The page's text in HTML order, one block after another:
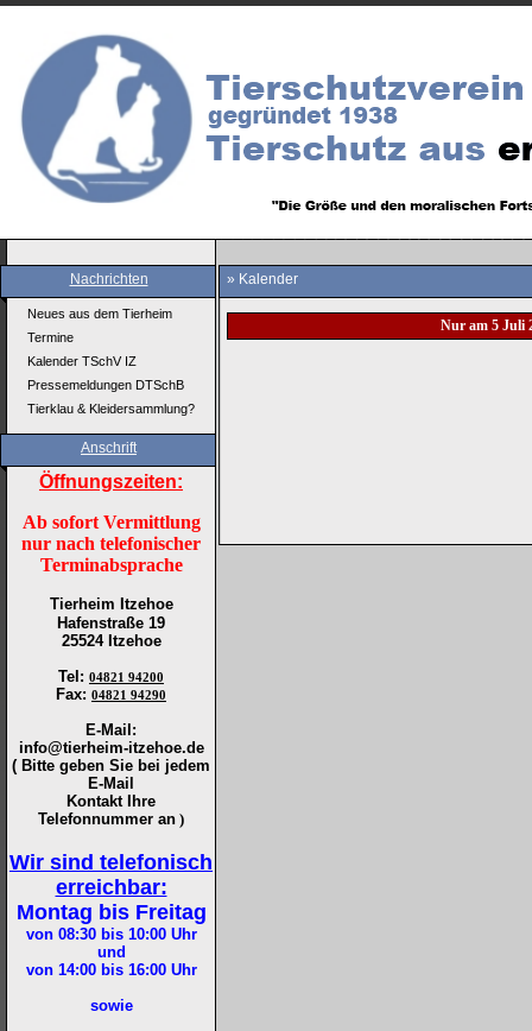
Nachrichten
Neues aus dem Tierheim
Termine
Kalender TSchV IZ
Pressemeldungen DTSchB
Tierklau & Kleidersammlung?
Anschrift
Öffnungszeiten:
Ab sofort Vermittlung
nur nach telefonischer
Terminabsprache
Tierheim Itzehoe
Hafenstraße 19
25524 Itzehoe
Tel : 04821 94200
Fax: 04821 94290
E-Mail:
info@tierheim-itzehoe.de
( Bitte geben Sie bei jedem
E-Mail
Kontakt Ihre
Telefonnummer an )
Wir sind telefonisch
erreichbar:
Montag bis Freitag
von 08:30 bis 10:00Uhr
und
von 14:00 bis 16:00Uhr
sowie
» Kalender
Nur am 5 Juli